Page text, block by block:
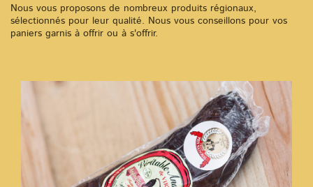
Nous vous proposons de nombreux produits régionaux,
sélectionnés pour leur qualité. Nous vous conseillons pour vos
paniers garnis à offrir ou à s'offrir.